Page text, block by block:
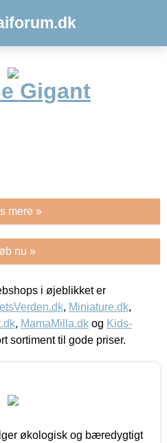
Gigant
mere »
nu »
i øjeblikket er
, Miniature.dk,
, MamaMilla.dk og Kids-
sortiment til gode priser.
økologisk og bæredygtigt